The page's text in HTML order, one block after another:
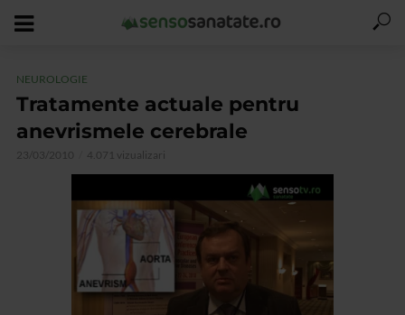
NEUROLOGIE
Tratamente actuale pentru
anevrismele cerebrale
23/03/2010 4.071 vizualizari